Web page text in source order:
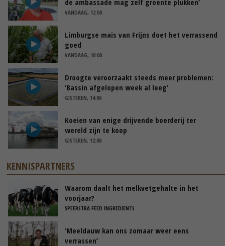
VANDAAG, 12:00
Limburgse mais van Frijns doet het verrassend
goed
VANDAAG, 10:00
Droogte veroorzaakt steeds meer problemen:
‘Bassin afgelopen week al leeg’
GISTEREN, 14:06
Koeien van enige drijvende boerderij ter
wereld zijn te koop
GISTEREN, 12:00
KENNISPARTNERS
Waarom daalt het melkvetgehalte in het
voorjaar?
SPEERSTRA FEED INGREDIENTS
‘Meeldauw kan ons zomaar weer eens
verrassen’